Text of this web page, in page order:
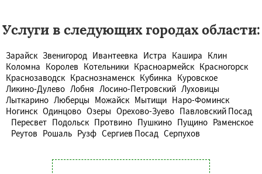
Услуги в следующих городах области:
Зарайск Звенигород Ивантеевка Истра Кашира Клин
Коломна Королев Котельники Красноармейск Красногорск
Краснозаводск Краснознаменск Кубинка Куровское
Ликино-Дулево Лобня Лосино-Петровский Луховицы
Лыткарино Люберцы Можайск Мытищи Наро-Фоминск
Ногинск Одинцово Озеры Орехово-Зуево Павловский Посад
Пересвет Подольск Протвино Пушкино Пущино Раменское
Реутов Рошаль Рузф Сергиев Посад Серпухов